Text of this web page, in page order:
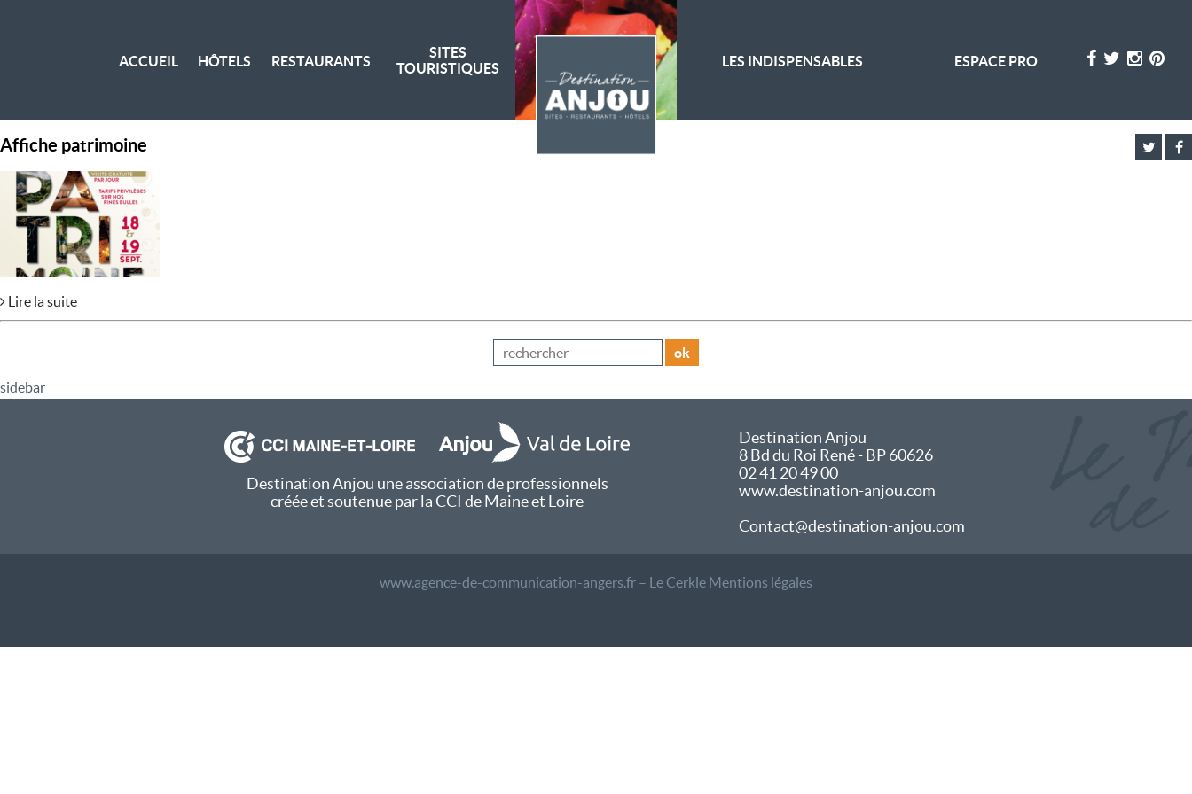
ACCUEIL HÔTELS RESTAURANTS
SITES
TOURISTIQUES
LES INDISPENSABLES ESPACE PRO
Affiche patrimoine
Lire la suite
ok
sidebar
Destination Anjou une association de professionnels
créée et soutenue par la CCI de Maine et Loire
Destination Anjou
8 Bd du Roi René - BP 60626
02 41 20 49 00
www.destination-anjou.com
Contact@destination-anjou.com
www.agence-de-communication-angers.fr – Le Cerkle Mentions légales